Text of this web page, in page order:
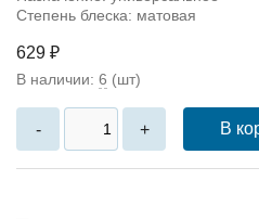
Степень блеска: матовая
629 ₽
В наличии: 6 (шт)
- + В